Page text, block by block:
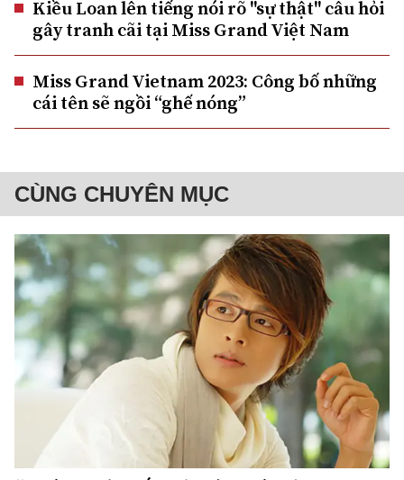
Kiều Loan lên tiếng nói rõ "sự thật" câu hỏi
gây tranh cãi tại Miss Grand Việt Nam
Miss Grand Vietnam 2023: Công bố những
cái tên sẽ ngồi “ghế nóng”
CÙNG CHUYÊN MỤC